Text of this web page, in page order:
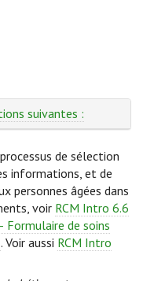
suivantes :
de sélection
informations, et de
personnes âgées dans
voir RCM Intro 6.6
Formulaire de soins
. Voir aussi RCM Intro